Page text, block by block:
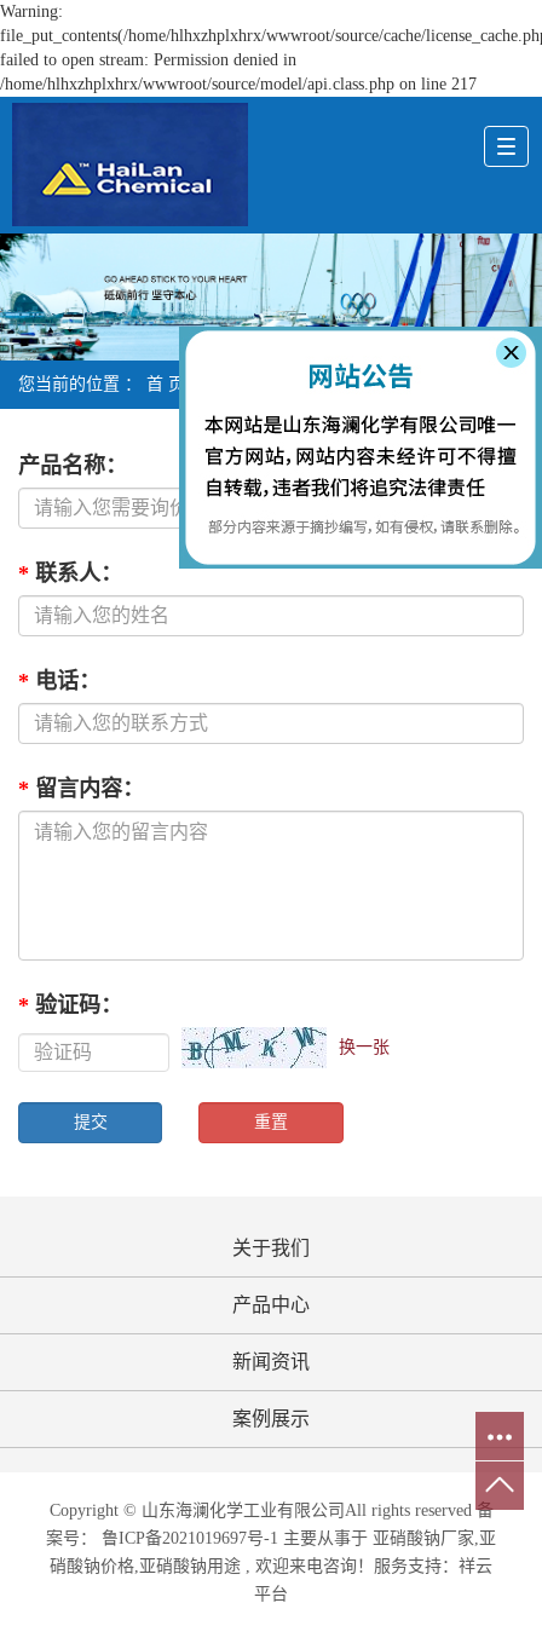
Warning:
file_put_contents(/home/hlhxzhplxhrx/wwwroot/source/cache/
failed to open stream: Permission denied in
/home/hlhxzhplxhrx/wwwroot/source/model/api.class.php on line 217
您当前的位置 ： 首 页
产品名称：
* 联系人：
* 电话：
* 留言内容：
* 验证码：
换一张
关于我们
产品中心
新闻资讯
案例展示
Copyright © 山东海澜化学工业有限公司All rights reserved 备
案号： 鲁ICP备2021019697号-1 主要从事于 亚硝酸钠厂家,亚
硝酸钠价格,亚硝酸钠用途 , 欢迎来电咨询！ 服务支持： 祥云
平台